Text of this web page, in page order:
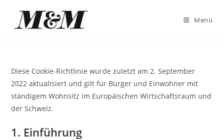
Menü
Diese Cookie-Richtlinie wurde zuletzt am 2. September
2022 aktualisiert und gilt für Bürger und Einwohner mit
ständigem Wohnsitz im Europäischen Wirtschaftsraum und
der Schweiz.
1. Einführung